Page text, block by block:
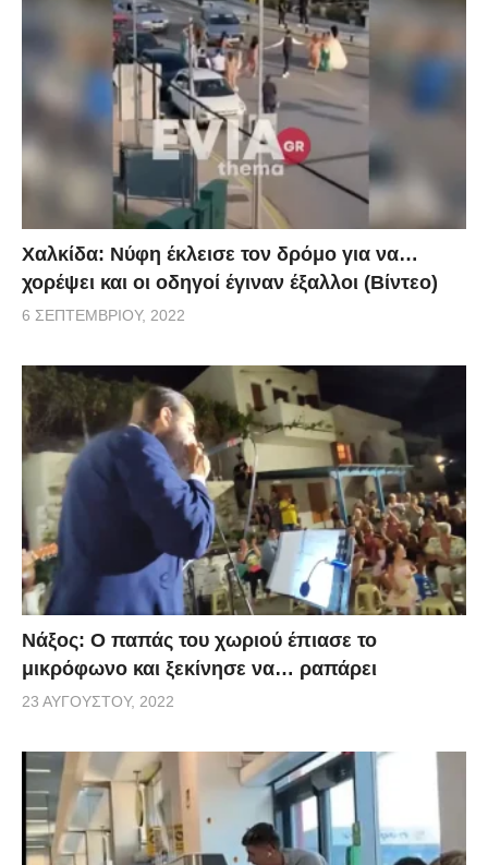
Χαλκίδα: Νύφη έκλεισε τον δρόμο για να…
χορέψει και οι οδηγοί έγιναν έξαλλοι (Βίντεο)
6 ΣΕΠΤΕΜΒΡΊΟΥ, 2022
Νάξος: Ο παπάς του χωριού έπιασε το
μικρόφωνο και ξεκίνησε να… ραπάρει
23 ΑΥΓΟΎΣΤΟΥ, 2022